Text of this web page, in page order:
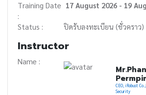
Training Date
:
17 August 2026 - 19
Status : ปิดรับลงทะเบียน (ชั่วคราว)
Instructor
Name :
CEO, iRobust Co.,Ltd. Software
Security